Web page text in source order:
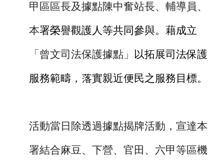
甲區區長及據點陳中奮站長、輔導員、
本署榮譽觀護人等共同參與。藉成立
「曾文司法保護據點」
以拓展司法保護
服務範疇，落實親近便民之服務目標。
活動當日除透過據點揭牌活動，宣達本
署結合麻豆、下營、官田、六甲等區機